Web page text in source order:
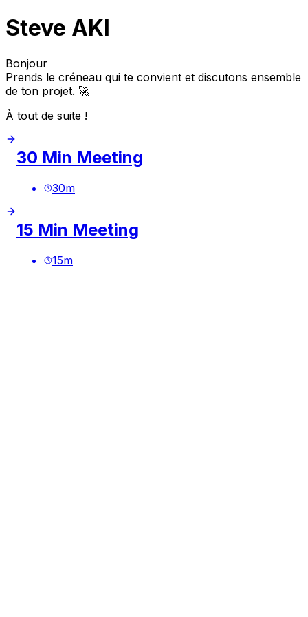
Steve AKI
Bonjour
Prends le créneau qui te convient et discutons ensemble
de ton projet. 🚀
À tout de suite !
30 Min Meeting
30m
15 Min Meeting
15m